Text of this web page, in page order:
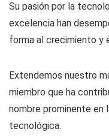
Su pasión por la
excelencia han
forma al crecimiento y
Extendemos nuestro
miembro que ha
nombre prominente en
tecnológica.